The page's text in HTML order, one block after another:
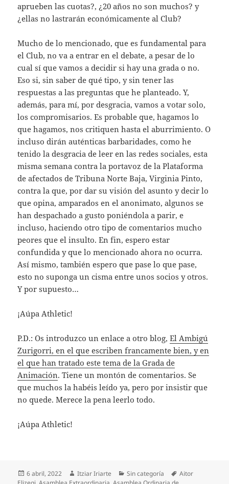
aprueben las cuotas?, ¿20 años no son muchos? y
¿ellas no lastrarán económicamente al Club?
Mucho de lo mencionado, que es fundamental para
el Club, no va a entrar en el debate, a pesar de lo
cual sí que vamos a decidir si hay una grada o no.
Eso si, sin saber de qué tipo, y sin tener las
respuestas a las preguntas que he planteado. Y,
además, para mí, por desgracia, vamos a votar solo,
los compromisarios. Es probable que, hagamos lo
que hagamos, nos critiquen hasta el aburrimiento. O
incluso dirán auténticas barbaridades, como he
tenido la desgracia de leer en las redes sociales, esta
misma semana contra la portavoz de la Plataforma
de afectados de Tribuna Norte Baja, Virginia Pinto,
contra la que, por dar su visión del asunto y decir lo
que opina, amparados en el anonimato, algunos se
han despachado a gusto poniéndola a parir, e
incluso, haciendo otro tipo de comentarios mucho
peores que el insulto. En fin, espero estar
confundida y que lo mencionado ahora no ocurra.
Así mismo, también espero que pase lo que pase,
esto no suponga un cisma entre unos socios y otros.
Y por supuesto…
¡Aúpa Athletic!
P.D.: Os introduzco un enlace a otro blog,El Ambigú
Zurigorri, en el que escriben francamente bien, y en
el que han tratado este tema de la Grada de
Animación. Tiene un montón de comentarios. Se
que muchos la habéis leído ya, pero por insistir que
no quede. Merece la pena leerlo todo.
¡Aúpa Athletic!
Publicado
el
6 abril, 2022 Autor
Itziar Iriarte Categorías
Sin categoría Etiquetas
Aitor